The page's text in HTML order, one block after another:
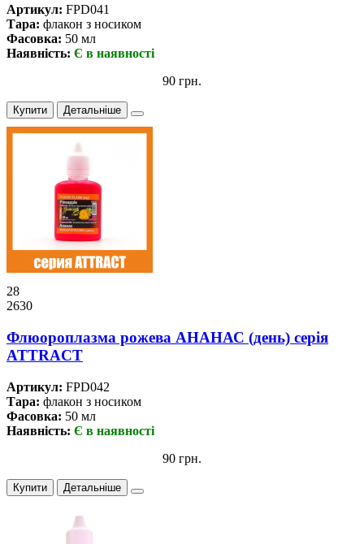
Артикул: FPD041
Тара: флакон з носиком
Фасовка: 50 мл
Наявність: Є в наявності
90 грн.
Купити Детальніше
28
2630
Флюороплазма рожева АНАНАС (день) серiя
ATTRACT
Артикул: FPD042
Тара: флакон з носиком
Фасовка: 50 мл
Наявність: Є в наявності
90 грн.
Купити Детальніше